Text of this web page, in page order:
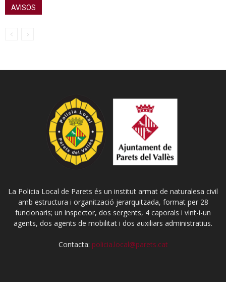
AVISOS
La Policia Local de Parets és un institut armat de naturalesa civil
amb estructura i organització jerarquitzada, format per 28
funcionaris; un inspector, dos sergents, 4 caporals i vint-i-un
agents, dos agents de mobilitat i dos auxiliars administratius.
Contacta: policia.local@parets.cat